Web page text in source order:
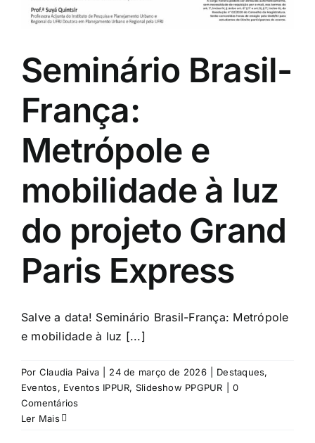
Seminário Brasil-
França:
Metrópole e
mobilidade à luz
do projeto Grand
Paris Express
Salve a data! Seminário Brasil-França: Metrópole
e mobilidade à luz [...]
Por Claudia Paiva 24 de março de 2026 Destaques,
Eventos, Eventos IPPUR, Slideshow PPGPUR
0
Comentários
Ler Mais